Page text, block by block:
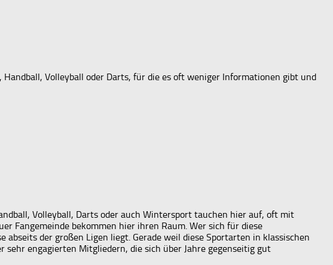
Volleyball oder Darts, für die es oft weniger Informationen gibt und
Volleyball, Darts oder auch Wintersport tauchen hier auf, oft mit
Fangemeinde bekommen hier ihren Raum. Wer sich für diese
der großen Ligen liegt. Gerade weil diese Sportarten in klassischen
engagierten Mitgliedern, die sich über Jahre gegenseitig gut